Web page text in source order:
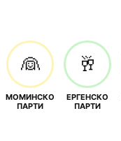
👰
МОМИНСКО
ПАРТИ
🥂
ЕРГЕНСКО
ПАРТИ